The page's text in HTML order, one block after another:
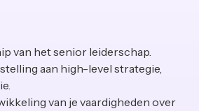
van het senior leiderschap.
aan high-level strategie,
van je vaardigheden over